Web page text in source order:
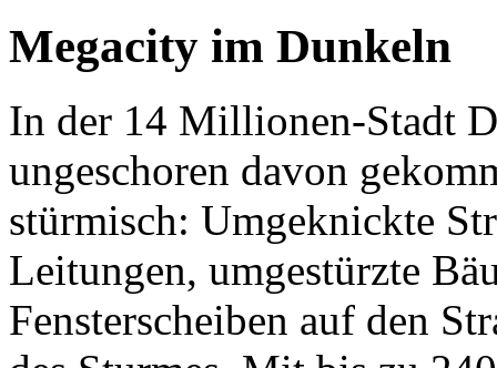
Megacity im Dunkeln
In der 14 Millionen-Stadt
ungeschoren davon
stürmisch: Umgeknickte
Leitungen, umgestürzte
Fensterscheiben auf den